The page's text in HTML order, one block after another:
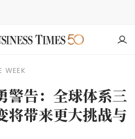
WEEK
警告：全球体系三
将带来更大挑战与